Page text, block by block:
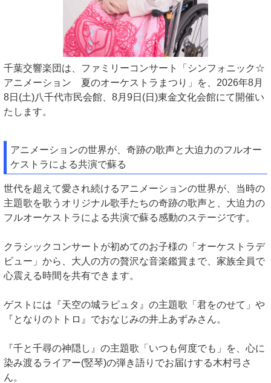
千葉交響楽団は、ファミリーコンサート「シンフォニック☆
アニメーション 夏のオーケストラまつり」を、2026年8月
8日(土)八千代市民会館、8月9日(日)東金文化会館にて開催い
たします。
アニメーションの世界が、奇跡の歌声と大迫力のフルオー
ケストラによる共演で蘇る
世代を超えて愛され続けるアニメーションの世界が、当時の
主題歌を歌うオリジナル歌手たちの奇跡の歌声と、大迫力の
フルオーケストラによる共演で蘇る感動のステージです。
クラシックコンサートが初めてのお子様の「オーケストラデ
ビュー」から、大人の方の贅沢な音楽鑑賞まで、家族全員で
心震える時間を共有できます。
ゲストには『天空の城ラピュタ』の主題歌「君をのせて」や
『となりのトトロ』でおなじみの井上あずみさん。
『千と千尋の神隠し』の主題歌「いつも何度でも」を、心に
染み渡るライアー(竪琴)の弾き語りでお届けする木村弓さ
ん。